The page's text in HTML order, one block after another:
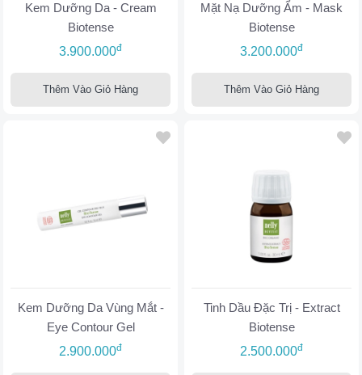
Kem Dưỡng Da - Cream
Biotense
3.900.000đ
Thêm Vào Giỏ Hàng
Mặt Nạ Dưỡng Ẩm - Mask
Biotense
3.200.000đ
Thêm Vào Giỏ Hàng
Kem Dưỡng Da Vùng Mắt -
Eye Contour Gel
2.900.000đ
Tinh Dầu Đặc Trị - Extract
Biotense
2.500.000đ